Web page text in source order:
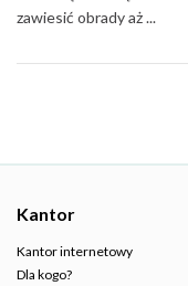
zawiesić obrady aż ...
Kantor
Kantor internetowy
Dla kogo?